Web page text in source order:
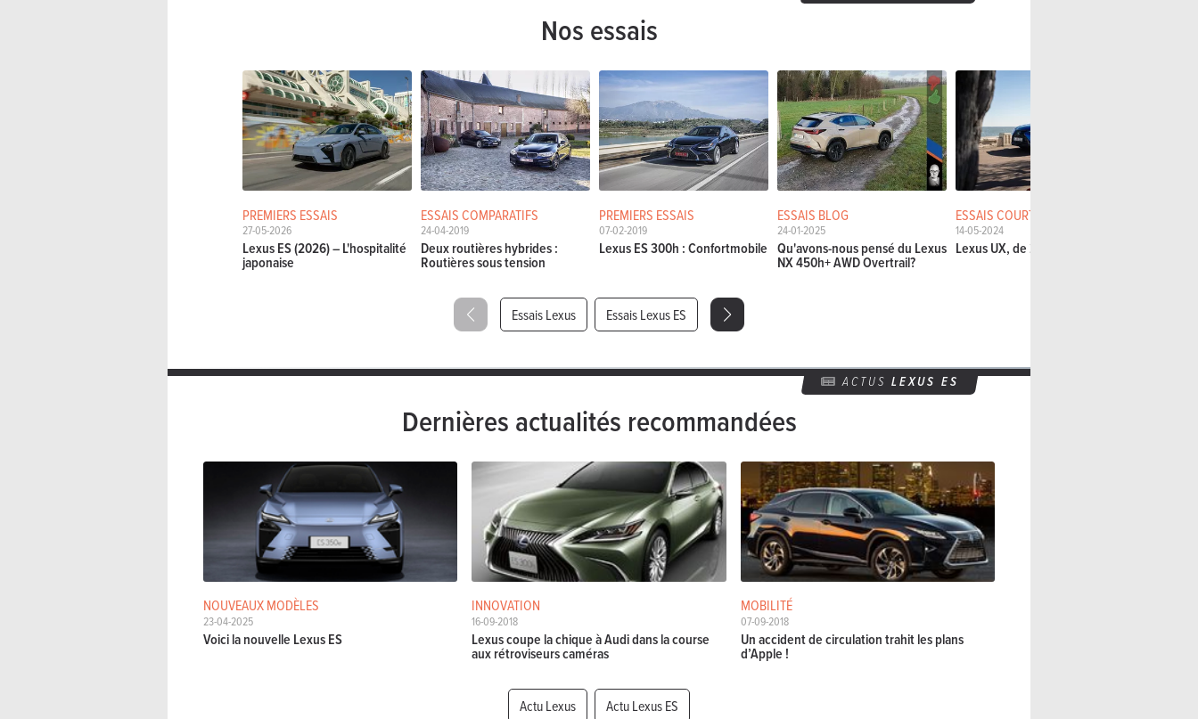
Nos essais
PREMIERS ESSAIS
27-05-2026
Lexus ES (2026) – L'hospitalité
japonaise
ESSAIS COMPARATIFS
24-04-2019
Deux routières hybrides :
Routières sous tension
PREMIERS ESSAIS
07-02-2019
Lexus ES 300h : Confortmobile
ESSAIS BLOG
24-01-2025
Qu'avons-nous pensé du Lexus
NX 450h+ AWD Overtrail?
ESSAIS COURTS
14-05-2024
Lexus UX, de 250h à 300h
Essais Lexus Essais Lexus ES
ACTUS LEXUS ES
Dernières actualités recommandées
NOUVEAUX MODÈLES
23-04-2025
Voici la nouvelle Lexus ES
INNOVATION
16-09-2018
Lexus coupe la chique à Audi dans la course
aux rétroviseurs caméras
MOBILITÉ
07-09-2018
Un accident de circulation trahit les plans
d’Apple !
Actu Lexus Actu Lexus ES